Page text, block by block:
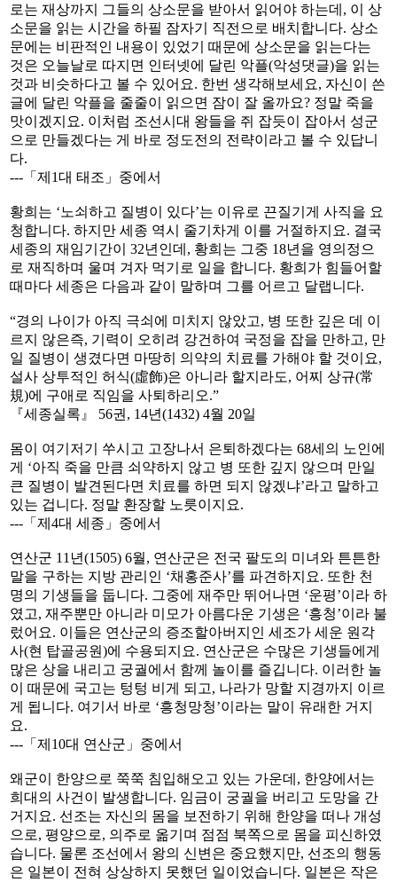
로는 재상까지 그들의 상소문을 받아서 읽어야 하는데, 이 상
소문을 읽는 시간을 하필 잠자기 직전으로 배치합니다. 상소
문에는 비판적인 내용이 있었기 때문에 상소문을 읽는다는
것은 오늘날로 따지면 인터넷에 달린 악플(악성댓글)을 읽는
것과 비슷하다고 볼 수 있어요. 한번 생각해보세요, 자신이 쓴
글에 달린 악플을 줄줄이 읽으면 잠이 잘 올까요? 정말 죽을
맛이겠지요. 이처럼 조선시대 왕들을 쥐 잡듯이 잡아서 성군
으로 만들겠다는 게 바로 정도전의 전략이라고 볼 수 있답니
다.
---「제1대 태조」중에서
황희는 ‘노쇠하고 질병이 있다’는 이유로 끈질기게 사직을 요
청합니다. 하지만 세종 역시 줄기차게 이를 거절하지요. 결국
세종의 재임기간이 32년인데, 황희는 그중 18년을 영의정으
로 재직하며 울며 겨자 먹기로 일을 합니다. 황희가 힘들어할
때마다 세종은 다음과 같이 말하며 그를 어르고 달랩니다.
“경의 나이가 아직 극쇠에 미치지 않았고, 병 또한 깊은 데 이
르지 않은즉, 기력이 오히려 강건하여 국정을 잡을 만하고, 만
일 질병이 생겼다면 마땅히 의약의 치료를 가해야 할 것이요,
설사 상투적인 허식(虛飾)은 아니라 할지라도, 어찌 상규(常
規)에 구애로 직임을 사퇴하리오.”
『세종실록』 56권, 14년(1432) 4월 20일
몸이 여기저기 쑤시고 고장나서 은퇴하겠다는 68세의 노인에
게 ‘아직 죽을 만큼 쇠약하지 않고 병 또한 깊지 않으며 만일
큰 질병이 발견된다면 치료를 하면 되지 않겠냐’라고 말하고
있는 겁니다. 정말 환장할 노릇이지요.
---「제4대 세종」중에서
연산군 11년(1505) 6월, 연산군은 전국 팔도의 미녀와 튼튼한
말을 구하는 지방 관리인 ‘채홍준사’를 파견하지요. 또한 천
명의 기생들을 둡니다. 그중에 재주만 뛰어나면 ‘운평’이라 하
였고, 재주뿐만 아니라 미모가 아름다운 기생은 ‘흥청’이라 불
렀어요. 이들은 연산군의 증조할아버지인 세조가 세운 원각
사(현 탑골공원)에 수용되지요. 연산군은 수많은 기생들에게
많은 상을 내리고 궁궐에서 함께 놀이를 즐깁니다. 이러한 놀
이 때문에 국고는 텅텅 비게 되고, 나라가 망할 지경까지 이르
게 됩니다. 여기서 바로 ‘흥청망청’이라는 말이 유래한 거지
요.
---「제10대 연산군」중에서
왜군이 한양으로 쭉쭉 침입해오고 있는 가운데, 한양에서는
희대의 사건이 발생합니다. 임금이 궁궐을 버리고 도망을 간
거지요. 선조는 자신의 몸을 보전하기 위해 한양을 떠나 개성
으로, 평양으로, 의주로 옮기며 점점 북쪽으로 몸을 피신하였
습니다. 물론 조선에서 왕의 신변은 중요했지만, 선조의 행동
은 일본이 전혀 상상하지 못했던 일이었습니다. 일본은 작은